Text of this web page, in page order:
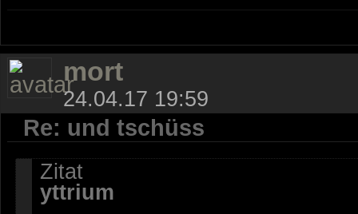
mort
24.04.17 19:59
Re: und tschüss
Zitat
yttrium